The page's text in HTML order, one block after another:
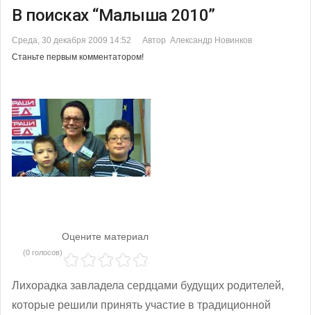
В поисках “Малыша 2010”
Среда, 30 декабря 2009 14:52
Автор Александр Новинков
Станьте первым комментатором!
Оцените материал
(0 голосов)
Лихорадка завладела сердцами будущих родителей,
которые решили принять участие в традиционной